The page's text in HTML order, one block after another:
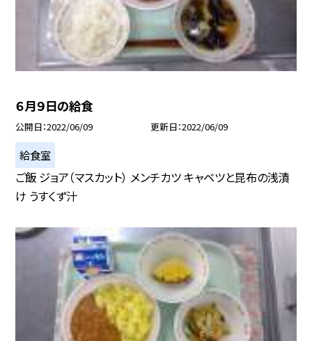
６月９日の給食
公開日 2022/06/09 更新日 2022/06/09
給食室
ご飯 ジョア（マスカット） メンチカツ キャベツと昆布の浅漬
け うすくず汁